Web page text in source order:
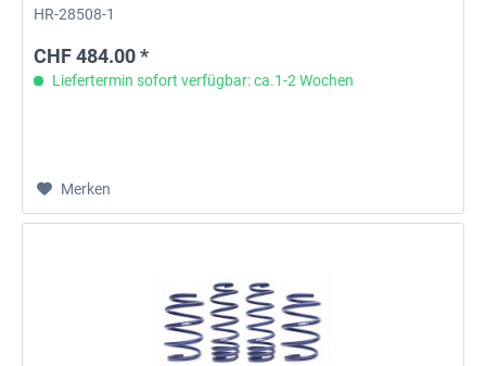
HR-28508-1
CHF 484.00 *
Liefertermin sofort verfügbar: ca.1-2 Wochen
Merken